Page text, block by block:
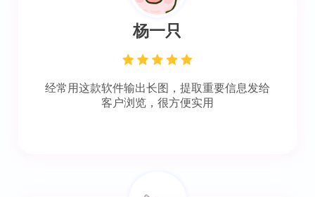
杨一只
经常用这款软件输出长图，提取重要信息发给
客户浏览，很方便实用